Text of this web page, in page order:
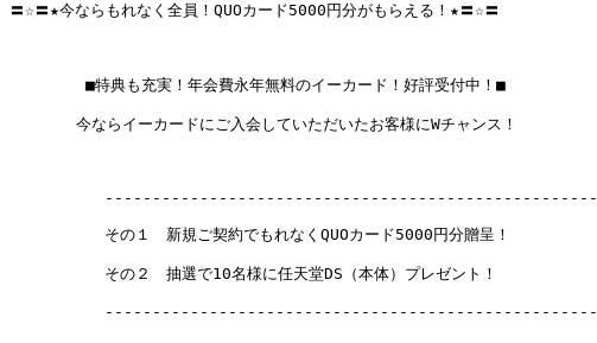
〓☆〓★今ならもれなく全員！QUOカード5000円分がもらえる！★〓☆〓
        ■特典も充実！年会費永年無料のイーカード！好評受付中！■
       今ならイーカードにご入会していただいたお客様にWチャンス！
          ----------------------------------------------------
          その１　新規ご契約でもれなくQUOカード5000円分贈呈！
          その２　抽選で10名様に任天堂DS（本体）プレゼント！
          ----------------------------------------------------